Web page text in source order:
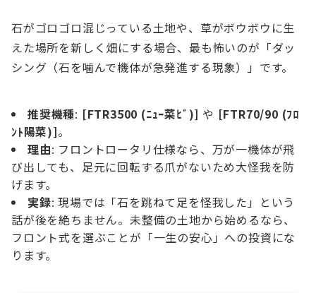
石がゴロゴロ混じっている土地や、草がボウボウに生
えた場所を新しく畑にする場合、最も怖いのが「ダッ
シング（石を噛んで機体が急発進する現象）」です。
推奨機種: [FTR3500 (ﾆｭｰ菜ﾋﾞ)] や [FTR70/90 (ﾌﾛ
ﾝﾄ陽菜)]。
理由: フロントロータリ仕様なら、万が一機体が飛
び出しても、足元に回転する爪がないため大怪我を防
げます。
実録: 現場では「石を跳ねて足を怪我した」という
話が後を絶ちません。未整備の土地から始めるなら、
フロント式を選ぶことが「一生の安心」への投資にな
ります。